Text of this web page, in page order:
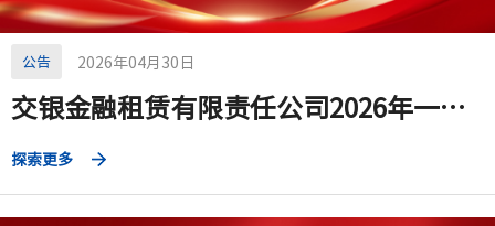
公告 2026年04月30日
交银金融租赁有限责任公司2026年一季度第三支柱信息披露报告
探索更多